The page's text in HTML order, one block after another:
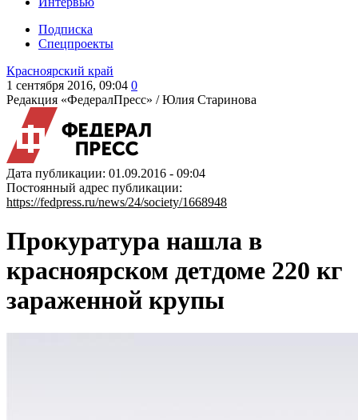
Подписка
Спецпроекты
Красноярский край
1 сентября 2016, 09:04 0
Редакция «ФедералПресс» /Юлия Старинова
Дата публикации: 01.09.2016 - 09:04
Постоянный адрес публикации:
https://fedpress.ru/news/24/society/1668948
Прокуратура нашла в
красноярском детдоме 220 кг
зараженной крупы